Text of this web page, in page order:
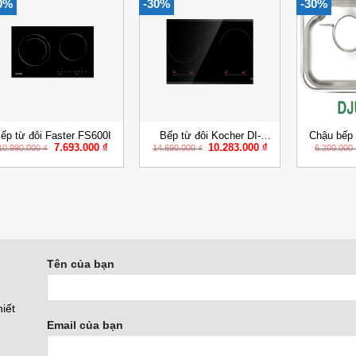
Add to
từ đôi Faster FS600I
₫
Giá
là:
7.693.000 ₫Giá
tại
-30%
Bếp từ đôi Kocher DI-
336H
14.690.000₫
Giá
là:
10.283.000 ₫Giá
tại
-30%
Chậu bếp
6.200.000
Tên của bạn
Email của bạn